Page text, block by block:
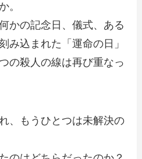
。
かの記念日、儀式、ある
み込まれた「運命の日」
の殺人の線は再び重なっ
、もうひとつは未解決の